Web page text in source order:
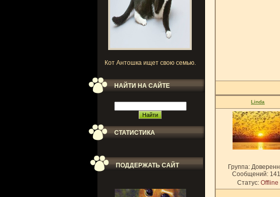
Кот Антошка ищет свою семью.
НАЙТИ НА САЙТЕ
СТАТИСТИКА
ПОДДЕРЖАТЬ САЙТ
Linda
Группа:
Сообщений:
Статус: Offline